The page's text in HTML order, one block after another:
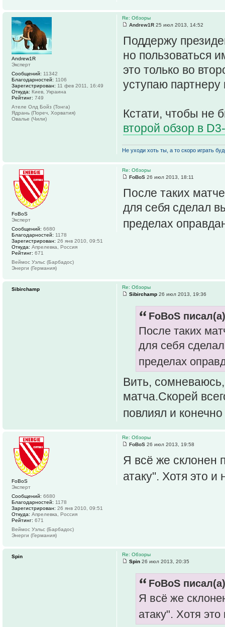
Re: Обзоры
Andrew1R 25 июл 2013, 14:52
Поддержу
но пользоваться
это только во
уступаю партнеру
Кстати, чтобы не
второй обзор в
Не уходи хоть ты, а то скоро играть
Andrew1R
Эксперт
Сообщений: 11342
Благодарностей: 1106
Зарегистрирован: 11 фев 2011, 16:49
Откуда: Киев, Украина
Рейтинг: 749
Ателе Олд Бойз (Тонга)
Ядрань (Пореч, Хорватия)
Овалье (Чили)
Re: Обзоры
FoBoS 26 июл 2013, 18:11
После таких
для себя сделал
пределах
FoBoS
Эксперт
Сообщений: 6680
Благодарностей: 1178
Зарегистрирован: 26 янв 2010, 09:51
Откуда: Апрелевка, Россия
Рейтинг: 671
Веймос Уэльс (Барбадос)
Энерги (Германия)
Re: Обзоры
Sibirchamp 26 июл 2013, 19:36
FoBoS
После таких
для себя
пределах
Вить,
матча.Скорей
повлиял и
Sibirchamp
Re: Обзоры
FoBoS 26 июл 2013, 19:58
Я всё же склонен
атаку". Хотя это
FoBoS
Эксперт
Сообщений: 6680
Благодарностей: 1178
Зарегистрирован: 26 янв 2010, 09:51
Откуда: Апрелевка, Россия
Рейтинг: 671
Веймос Уэльс (Барбадос)
Энерги (Германия)
Re: Обзоры
Spin 26 июл 2013, 20:35
FoBoS
Я всё же
атаку". Хотя
Spin